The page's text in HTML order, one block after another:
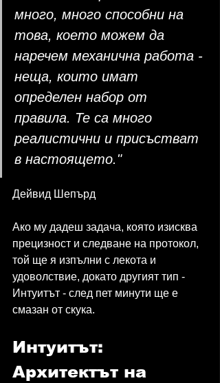
много, много способни на
това, което можем да
наречем механична работа -
неща, които имат
определен набор от
правила. Те са много
реалистични и присъстват
в настоящето."
Дейвид Шепърд
Ако му дадеш задача, която изисква
прецизност и следване на протокол,
той ще я изпълни с лекота и
удоволствие, докато другият тип -
Интуитът - след пет минути ще е
смазан от скука.
Интуитът:
Архитектът на